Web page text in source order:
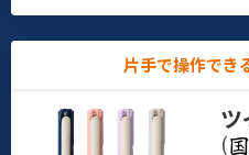
片手で操作でき
ツ
(